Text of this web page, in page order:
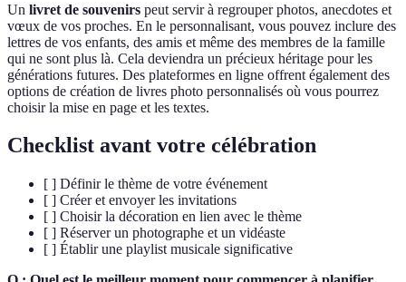
Un livret de souvenirs peut servir à regrouper photos, anecdotes et
vœux de vos proches. En le personnalisant, vous pouvez inclure des
lettres de vos enfants, des amis et même des membres de la famille
qui ne sont plus là. Cela deviendra un précieux héritage pour les
générations futures. Des plateformes en ligne offrent également des
options de création de livres photo personnalisés où vous pourrez
choisir la mise en page et les textes.
Checklist avant votre célébration
[ ] Définir le thème de votre événement
[ ] Créer et envoyer les invitations
[ ] Choisir la décoration en lien avec le thème
[ ] Réserver un photographe et un vidéaste
[ ] Établir une playlist musicale significative